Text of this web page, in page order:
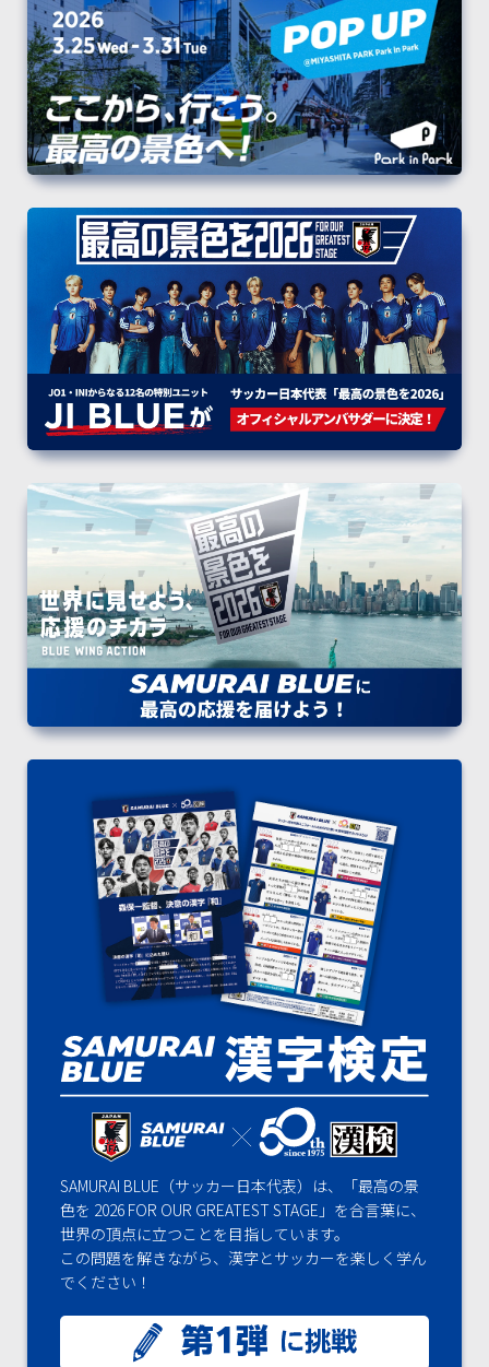
SAMURAI BLUE（サッカー日本代表）は、「最高の景
色を 2026 FOR OUR GREATEST STAGE」を合言葉に、
世界の頂点に立つことを目指しています。
この問題を解きながら、漢字とサッカーを楽しく学ん
でください！